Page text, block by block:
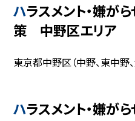
ハラスメント・嫌がらせ・いじめ調査・対
策 中野区エリア
東京都中野区（中野、東中野
ハラスメント・嫌がらせ・いじめ調査・対策